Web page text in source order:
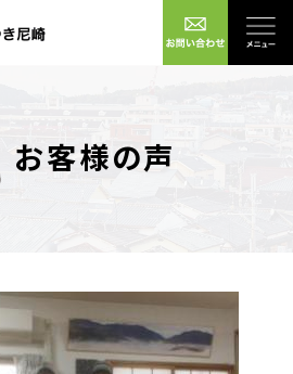
お客様の声